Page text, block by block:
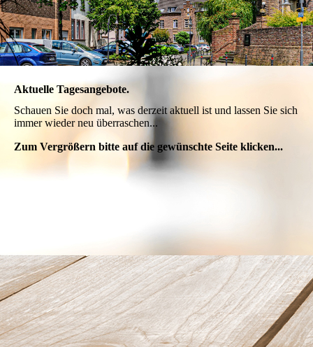
Aktuelle Tagesangebote.
Schauen Sie doch mal, was derzeit aktuell ist und lassen Sie sich
immer wieder neu überraschen...
Zum Vergrößern bitte auf die gewünschte Seite klicken...